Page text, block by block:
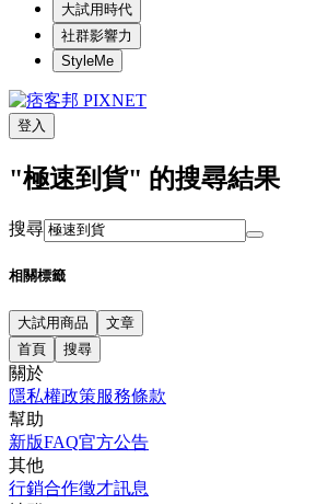
大試用時代
社群影響力
StyleMe
登入
"極速到貨" 的搜尋結果
搜尋
相關標籤
大試用商品
文章
首頁
搜尋
關於
隱私權政策服務條款
幫助
新版FAQ官方公告
其他
行銷合作徵才訊息